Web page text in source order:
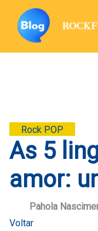
Rock POP
As 5
amor:
Pahola
Voltar